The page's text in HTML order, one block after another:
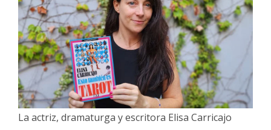
Deportes
Arte
y
Espectáculos
Policiales
Cartelera
La actriz, dramaturga y escritora Elisa Carricajo